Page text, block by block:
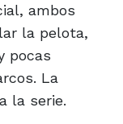
ambos
la pelota,
pocas
La
la serie.